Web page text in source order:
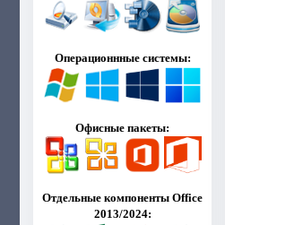
Операционнные системы:
Офисные пакеты:
Отдельные компоненты Office
2013/2024: